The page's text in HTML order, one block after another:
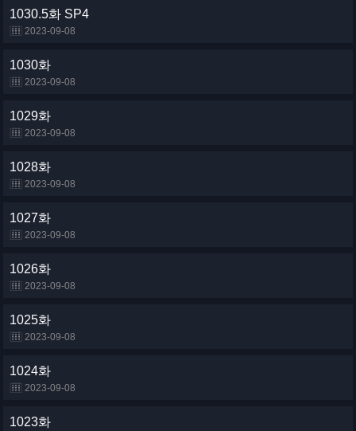
1030.5화 SP4
2023-09-08
1030화
2023-09-08
1029화
2023-09-08
1028화
2023-09-08
1027화
2023-09-08
1026화
2023-09-08
1025화
2023-09-08
1024화
2023-09-08
1023화